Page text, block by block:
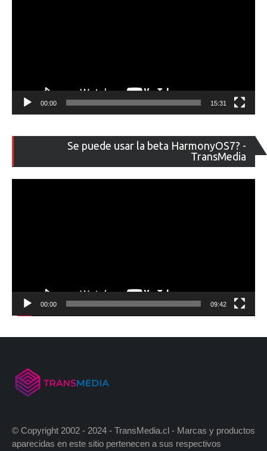
00:00 15:31
Se puede usar la beta HarmonyOS7? -
TransMedia
de
00:00 09:42
© Copyright 2002 - 2024 - TransMedia.cl - Marcas y productos
aparecidas en este sitio pertenecen a sus respectivos